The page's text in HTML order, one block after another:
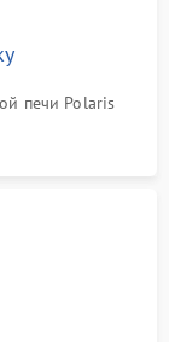
печи Polaris